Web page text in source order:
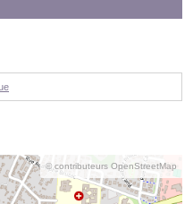
© contributeurs OpenStreetMap